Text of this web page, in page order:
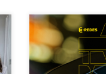
No passado dia 12 de
Bruno Espírito Santo,